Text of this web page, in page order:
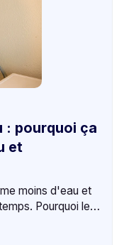
: pourquoi ça
et
moins d'eau et
Pourquoi le
avis 5⭐,